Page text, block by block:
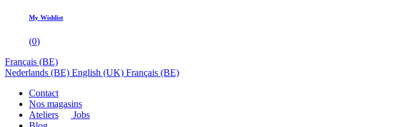
My Wishlist
(0)
Français (BE)
Nederlands (BE) English (UK) Français (BE)
Contact
Nos magasins
Ateliers
Jobs